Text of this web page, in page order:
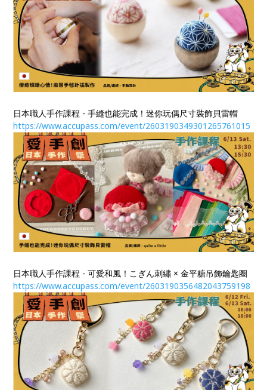
日本職人手作課程 - 手縫也能完成！迷你玩偶尺寸裝飾貝雷帽
https://www.accupass.com/event/2603190349301265761015
日本職人手作課程 - 可愛和風！こぎん刺繡 × 金平糖吊飾鑰匙圈
https://www.accupass.com/event/2603190356482043759198